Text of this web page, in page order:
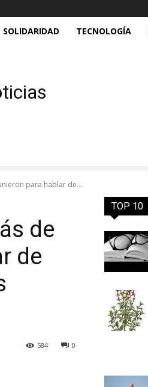
SOLIDARIDAD TECNOLOGÍA
para hablar de...
de
de
0
584
TOP 10